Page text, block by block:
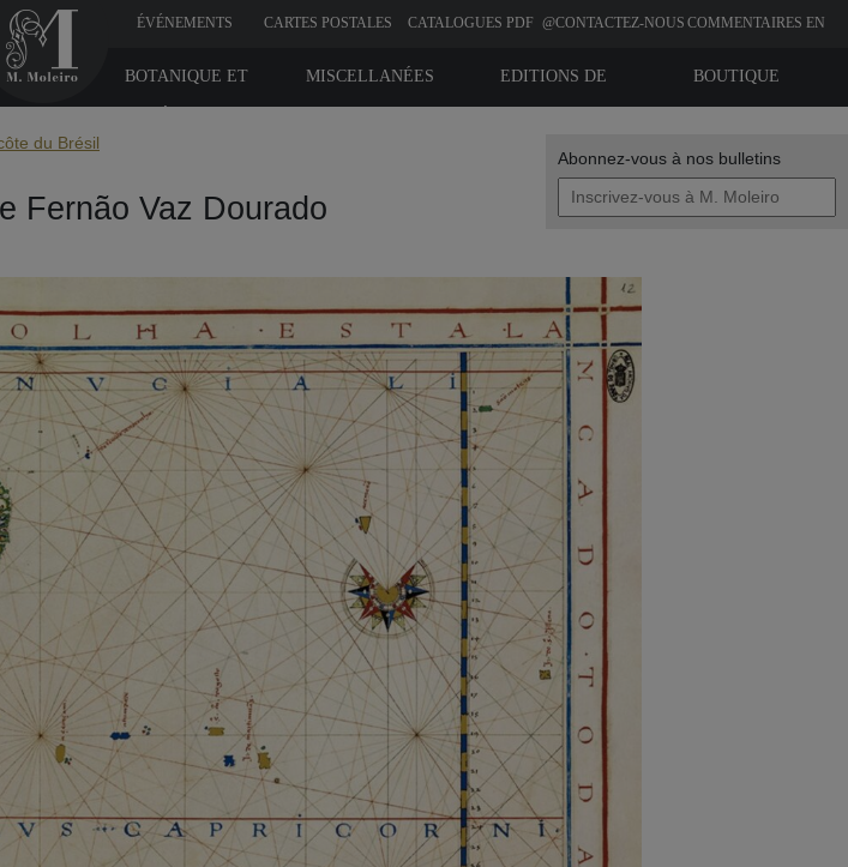
Abonnez-vous à nos bulletins
ÉVÉNEMENTS CARTES POSTALES CATALOGUES PDF @CONTACTEZ-NOUS COMMENTAIRES EN
BOUTIQUE
EDITIONS DE
MISCELLANÉES
BOTANIQUE ET
du Brésil
Fernão Vaz Dourado